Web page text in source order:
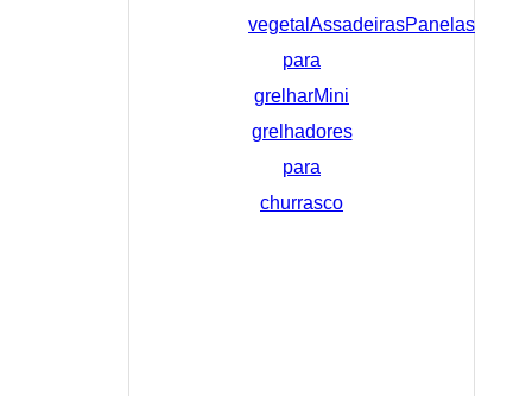
vegetal AssadeirasPanelas
para
grelharMini
grelhadores
para
churrasco